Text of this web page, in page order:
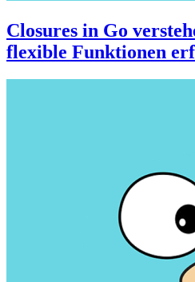
Closures in Go
flexible Funktionen